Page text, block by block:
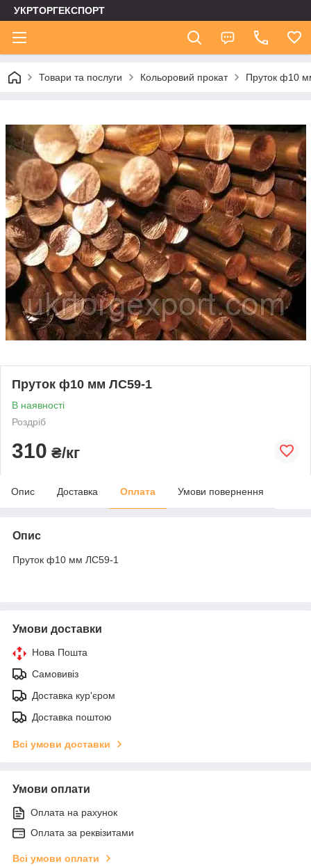
УКРТОРГЕКСПОРТ
Товари та послуги Кольоровий прокат Пруток ф10
Пруток ф10 мм ЛС59-1
В наявності
Роздріб
310 ₴/кг
Опис Доставка Оплата Умови повернення
Опис
Пруток ф10 мм ЛС59-1
Умови доставки
Нова Пошта
Самовивіз
Доставка кур'єром
Доставка поштою
Всі умови доставки
Умови оплати
Оплата на рахунок
Оплата за реквізитами
Всі умови оплати